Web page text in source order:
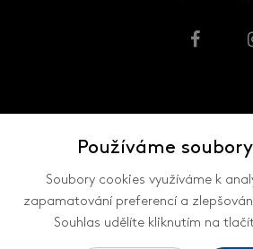
Používáme
Soubory cookies využíváme k
zapamatování preferencí a
Souhlas udělíte kliknutím na